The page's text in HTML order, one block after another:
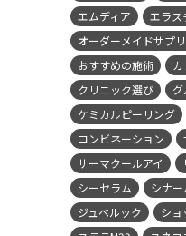
エムディア
エラス
オーダーメイドサプ
おすすめの施術
クリニック選び
ケミカルピーリング
コンビネーション
サーマクールアイ
シーセラム
シナー
ジュベルック
ショ